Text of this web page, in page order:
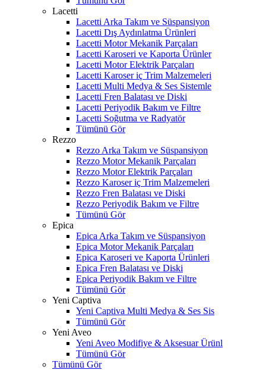
Lacetti
Lacetti Arka Takım ve Süspansiyon
Lacetti Dış Aydınlatma Ürünleri
Lacetti Motor Mekanik Parçaları
Lacetti Karoseri ve Kaporta Ürünler
Lacetti Motor Elektrik Parçaları
Lacetti Karoser iç Trim Malzemeleri
Lacetti Multi Medya & Ses Sistemle
Lacetti Fren Balatası ve Diski
Lacetti Periyodik Bakım ve Filtre
Lacetti Soğutma ve Radyatör
Tümünü Gör
Rezzo
Rezzo Arka Takım ve Süspansiyon
Rezzo Motor Mekanik Parçaları
Rezzo Motor Elektrik Parçaları
Rezzo Karoser iç Trim Malzemeleri
Rezzo Fren Balatası ve Diski
Rezzo Periyodik Bakım ve Filtre
Tümünü Gör
Epica
Epica Arka Takım ve Süspansiyon
Epica Motor Mekanik Parçaları
Epica Karoseri ve Kaporta Ürünleri
Epica Fren Balatası ve Diski
Epica Periyodik Bakım ve Filtre
Tümünü Gör
Yeni Captiva
Yeni Captiva Multi Medya & Ses Sis
Tümünü Gör
Yeni Aveo
Yeni Aveo Modifiye & Aksesuar Ürünl
Tümünü Gör
Tümünü Gör